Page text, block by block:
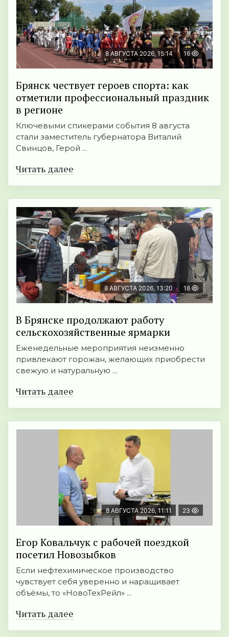
8 АВГУСТА 2026, 15:14 16
Брянск чествует героев спорта: как
отметили профессиональный праздник
в регионе
Ключевыми спикерами события 8 августа
стали заместитель губернатора Виталий
Свинцов, Герой ...
Читать далее
8 АВГУСТА 2026, 13:20 18
В Брянске продолжают работу
сельскохозяйственные ярмарки
Еженедельные мероприятия неизменно
привлекают горожан, желающих приобрести
свежую и натуральную ...
Читать далее
8 АВГУСТА 2026, 11:11 23
Егор Ковальчук с рабочей поездкой
посетил Новозыбков
Если нефтехимическое производство
чувствует себя уверенно и наращивает
объёмы, то «НовоТехРейл» ...
Читать далее